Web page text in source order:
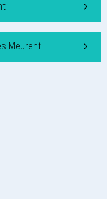
Meurent